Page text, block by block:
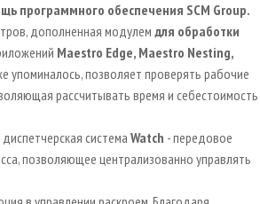
программного обеспечения SCM Group.
дополненная модулемдля обработки
Maestro Edge, Maestro Nesting,
упоминалось, позволяет проверять рабочие
рассчитывать время и себестоимость
система Watch - передовое
позволяющее централизованно управлять